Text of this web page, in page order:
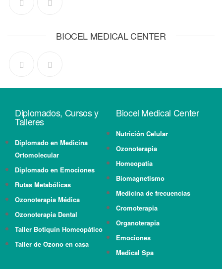
BIOCEL MEDICAL CENTER
Diplomados, Cursos y
Talleres
Diplomado en Medicina
Ortomolecular
Diplomado en Emociones
Rutas Metabólicas
Ozonoterapia Médica
Ozonoterapia Dental
Taller Botiquín Homeopático
Taller de Ozono en casa
Biocel Medical Center
Nutrición Celular
Ozonoterapia
Homeopatía
Biomagnetismo
Medicina de frecuencias
Cromoterapia
Organoterapia
Emociones
Medical Spa